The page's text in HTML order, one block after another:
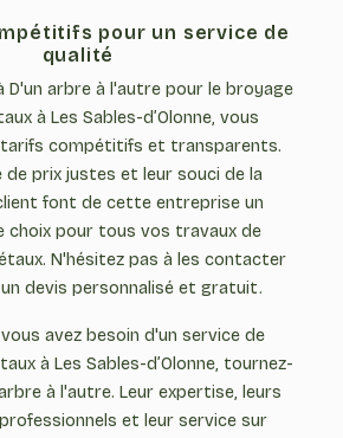
pour un service de
qualité
D'un arbre à l'autre pour le broyage
à Les Sables-d’Olonne, vous
tarifs compétitifs et transparents.
de prix justes et leur souci de la
font de cette entreprise un
choix pour tous vos travaux de
N'hésitez pas à les contacter
devis personnalisé et gratuit.
avez besoin d'un service de
à Les Sables-d’Olonne, tournez-
à l'autre. Leur expertise, leurs
et leur service sur